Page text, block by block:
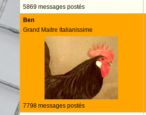
5869 messages postés
Ben
Grand Maitre Italianissime
7798 messages postés